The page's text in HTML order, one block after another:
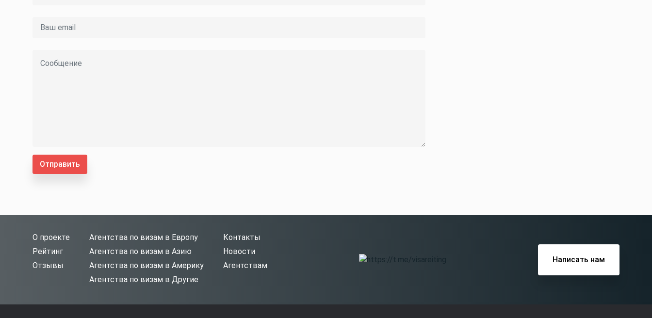
Отправить
О проекте
Рейтинг
Отзывы
Агентства по визам в Европу
Агентства по визам в Азию
Агентства по визам в Америку
Агентства по визам в Другие
Контакты
Новости
Агентствам
Написать нам